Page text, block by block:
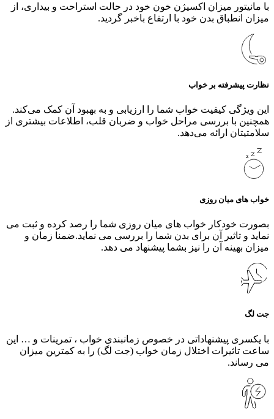
با مانیتور میزان اکسیژن خون خود در حالت استراحت و بیداری، از
میزان انطباق بدن خود با ارتفاع باخبر گردید.
نظارت پیشرفته بر خواب
این ویژگی کیفیت خواب شما را ارزیابی و به بهبود آن کمک می‌کند.
همچنین با بررسی مراحل خواب و ضربان قلب، اطلاعات بیشتری از
سلامتیتان ارائه می‌دهد.
خواب های میان روزی
بصورت خودکار خواب های میان روزی شما را رصد کرده و ثبت می
نماید و تاثیر آن برای بدن شما را بررسی می نماید.ضمنا زمان و
میزان بهینه آن را نیز بشما پیشنهاد می دهد.
جت لگ
با یکسری پیشنهاداتی در خصوص زمانبندی خواب ، تمرینات و … این
ساعت تاثیرات اختلال زمان خواب (جت لگ) را به کمترین میزان
می رساند.